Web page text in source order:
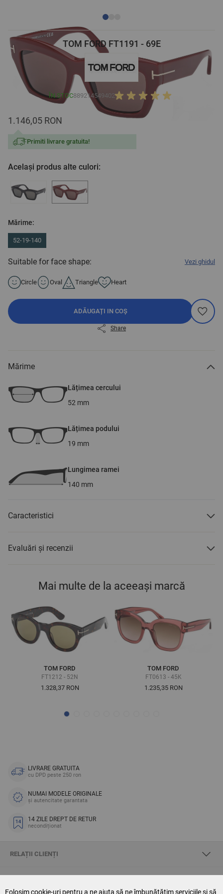
Folosim cookie-uri pentru a ne ajuta să ne îmbunătățim serviciile și să
TOM FORD FT1191 - 69E
ÎN STOC889214549402
1.146,05 RON
Primiti livrare gratuita!
Același produs alte culori:
Mărime:
52-19-140
Suitable for face shape: Vezi ghidul
Circle Oval Triangle Heart
ADĂUGAȚI IN COȘ
Share
Mărime
Lățimea cercului
52 mm
Lățimea podului
19 mm
Lungimea ramei
140 mm
Caracteristici
Evaluări și recenzii
Mai multe de la aceeași marcă
TOM FORD
FT1212 - 52N
1.328,37 RON
TOM FORD
FT0613 - 45K
1.235,35 RON
LIVRARE GRATUITA
cu DPD peste 250 ron
NUMAI MODELE ORIGINALE
și autencitate garantata
14 ZILE DREPT DE RETUR
necondiționat
RELAȚII CLIENȚI